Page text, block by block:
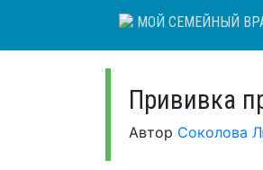
content
МОЙ СЕМЕЙНЫЙ
Прививка
Автор Соколова